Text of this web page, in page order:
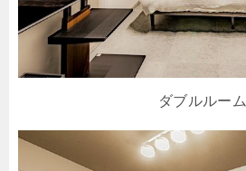
ダブルルーム